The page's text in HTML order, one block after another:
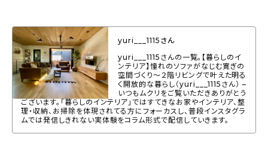
yuri___1115さん
yuri___1115さんの一覧。【暮らしのイ
ンテリア】憧れのソファがなじむ寛ぎの
空間づくり〜２階リビングで叶えた明る
く開放的な暮らし（yuri___1115さん） –
いつもムクリをご覧いただきありがとう
ございます。「暮らしのインテリア」ではすてきなお家やインテリア、整
理・収納、お掃除を体現されてる方にフォーカスし、普段インスタグラ
ムでは発信しきれない実体験をコラム形式で配信していきます。